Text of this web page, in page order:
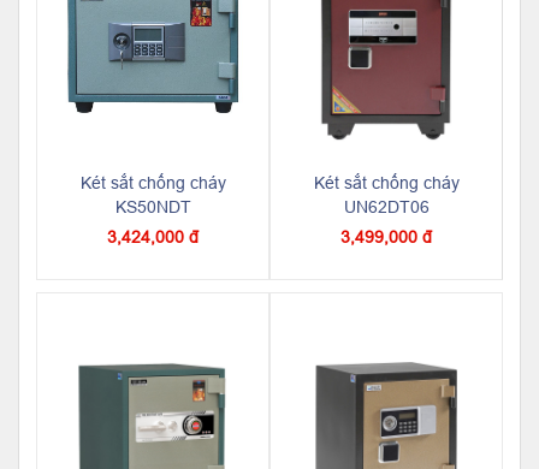
Két sắt chống cháy
KS50NDT
3,424,000 đ
Két sắt chống cháy
UN62DT06
3,499,000 đ